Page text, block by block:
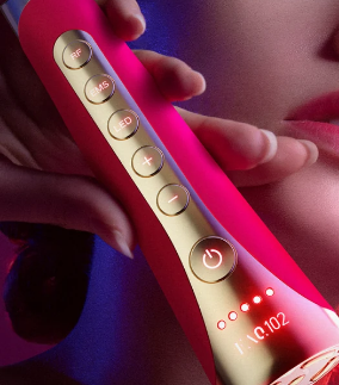
FAQ™ Pure Beauty-Tech Elixir
issa™ Teeth Whitening Set
FAQ™ Dual LED Panel
English Deutsch
Français
Italiano
Polski
Svenska
Türkçe
简体中文
發貨國家
英國